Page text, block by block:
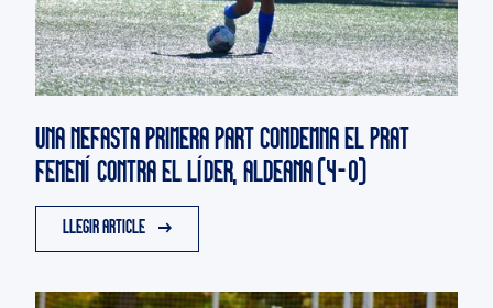
UNA NEFASTA PRIMERA PART CONDEMNA EL PRAT
FEMENÍ CONTRA EL LÍDER, ALDEANA (4-0)
LLEGIR ARTICLE